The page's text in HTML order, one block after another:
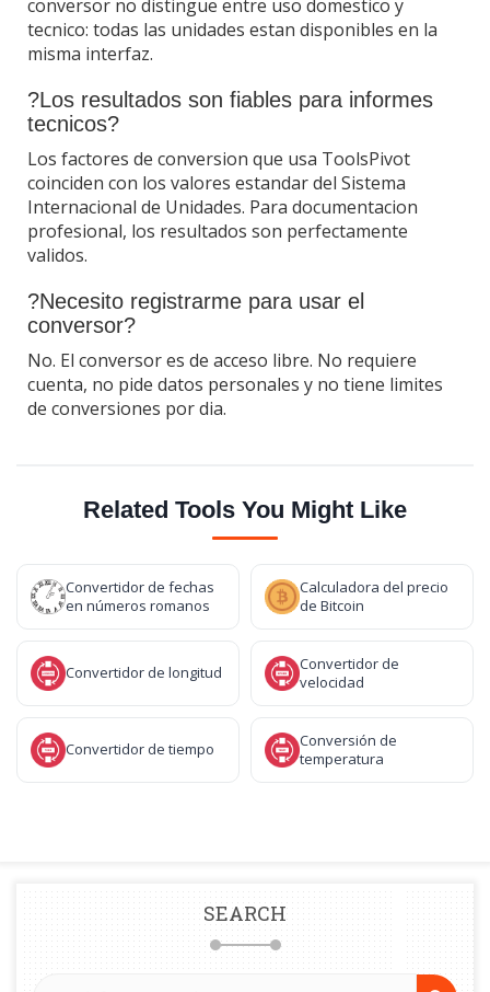
conversor no distingue entre uso domestico y
tecnico: todas las unidades estan disponibles en la
misma interfaz.
?Los resultados son fiables para informes
tecnicos?
Los factores de conversion que usa ToolsPivot
coinciden con los valores estandar del Sistema
Internacional de Unidades. Para documentacion
profesional, los resultados son perfectamente
validos.
?Necesito registrarme para usar el
conversor?
No. El conversor es de acceso libre. No requiere
cuenta, no pide datos personales y no tiene limites
de conversiones por dia.
Related Tools You Might Like
Convertidor de fechas
en números romanos
Calculadora del precio
de Bitcoin
Convertidor de longitud
Convertidor de
velocidad
Convertidor de tiempo
Conversión de
temperatura
SEARCH